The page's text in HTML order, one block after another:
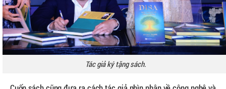
Tác giả ký tặng sách.